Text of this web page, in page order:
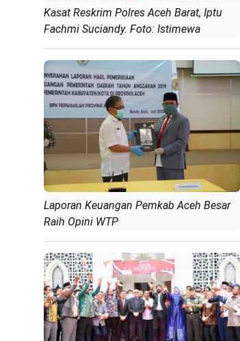
Kasat Reskrim Polres Aceh Barat, Iptu
Fachmi Suciandy. Foto: Istimewa
Laporan Keuangan Pemkab Aceh Besar
Raih Opini WTP